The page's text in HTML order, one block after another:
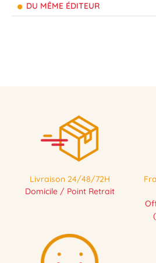
DU MÊME ÉDITEUR
Livraison 24/48/72H
Domicile / Point Retrait